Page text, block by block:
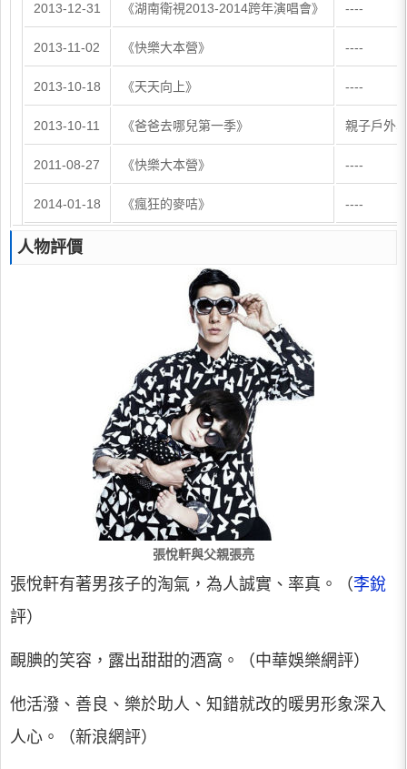
2013-12-31 《湖南衛視2013-2014跨年演唱會》 ----
2013-11-02 《快樂大本營》 ----
2013-10-18 《天天向上》 ----
2013-10-11 《爸爸去哪兒第一季》 親子戶外
2011-08-27 《快樂大本營》 ----
2014-01-18 《瘋狂的麥咭》 ----
人物評價
張悅軒與父親張亮
張悅軒有著男孩子的淘氣，為人誠實、率真。（李銳
評）
靦腆的笑容，露出甜甜的酒窩。（中華娛樂網評）
他活潑、善良、樂於助人、知錯就改的暖男形象深入
人心。（新浪網評）